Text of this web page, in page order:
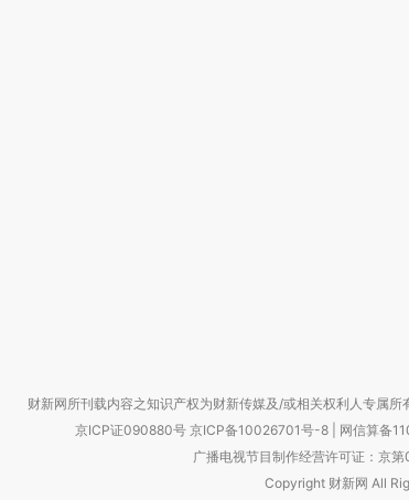
财新网所刊载内容之知识产权为财新传媒及/或相关权利人专属
京ICP证090880号 京ICP备10026701号-8 网信算备
广播电视节目制作经营许可证：京
Copyright 财新网 All